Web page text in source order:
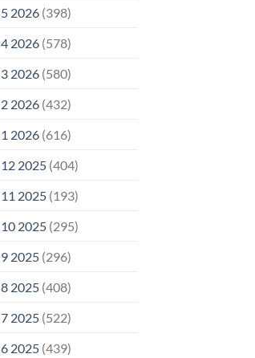
2026(398)
2026(578)
2026(580)
2026(432)
2026(616)
2025(404)
2025(193)
2025(295)
2025(296)
2025(408)
2025(522)
2025(439)